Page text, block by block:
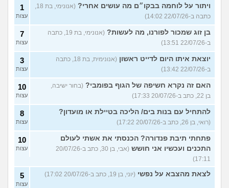
ויתור על לוחמה בבקו״ם מה עושים אחרי?
(אנונימי, בת 18,
כתבה ב-22/07/26 14:02)
1
עצות
בן זוג שמכור לפורנו, מה לעשות?
(אנונימי, בת 19, כתבה
ב-22/07/26 13:51)
7
עצות
יוצאת איתו היום לדייט ראשון
(אנונימית, בת 18, כתבה
ב-22/07/26 13:42)
3
עצות
האם זה נקרא חשיפה של הגוף בפומבי? (בחור ישיבה,
בן 22, כתב ב-20/07/26 17:33)
10
עצות
להתחיל עם בנות בים/ הליכה בטיילת או מועדון?
(רואי, בן 26, כתב ב-20/07/26 17:22)
8
עצות
פתחתי תיבת פנדורה? הכנסתי את אשתי לעולם
התכנים ועכשיו אני חושש
(אבי, בן 30, כתב ב-20/07/26
17:11)
10
עצות
לצאת מהצבא על נפשי (יוני, בן 19, כתב ב-20/07/26 17:02) 5
עצות